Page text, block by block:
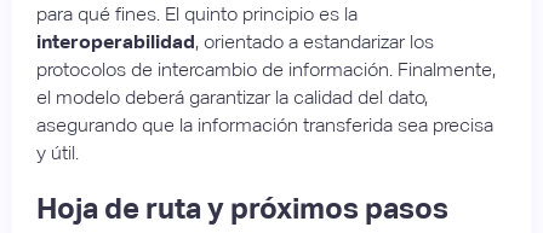
para qué fines. El quinto principio es la
interoperabilidad, orientado a estandarizar los
protocolos de intercambio de información. Finalmente,
el modelo deberá garantizar la calidad del dato,
asegurando que la información transferida sea precisa
y útil.
Hoja de ruta y próximos pasos